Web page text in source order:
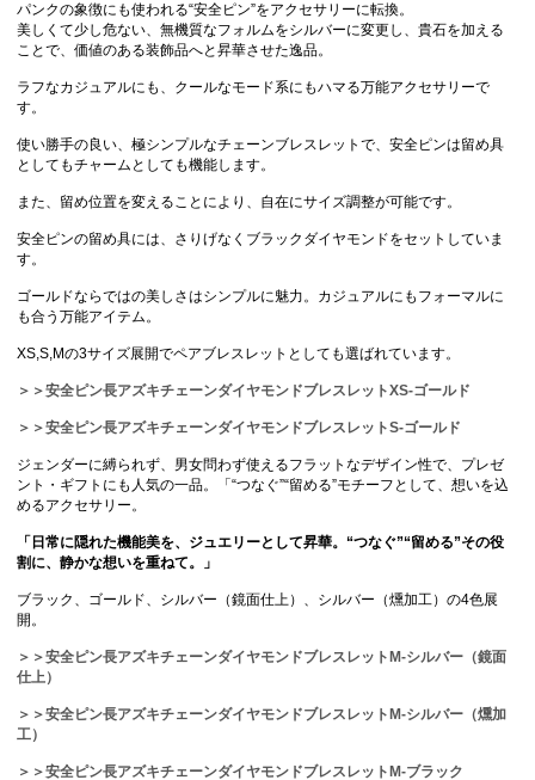
パンクの象徴にも使われる“安全ピン”をアクセサリーに転換。
美しくて少し危ない、無機質なフォルムをシルバーに変更し、貴石を加える
ことで、価値のある装飾品へと昇華させた逸品。
ラフなカジュアルにも、クールなモード系にもハマる万能アクセサリーで
す。
使い勝手の良い、極シンプルなチェーンブレスレットで、安全ピンは留め具
としてもチャームとしても機能します。
また、留め位置を変えることにより、自在にサイズ調整が可能です。
安全ピンの留め具には、さりげなくブラックダイヤモンドをセットしていま
す。
ゴールドならではの美しさはシンプルに魅力。カジュアルにもフォーマルに
も合う万能アイテム。
XS,S,Mの3サイズ展開でペアブレスレットとしても選ばれています。
＞＞安全ピン長アズキチェーンダイヤモンドブレスレットXS-ゴールド
＞＞安全ピン長アズキチェーンダイヤモンドブレスレットS-ゴールド
ジェンダーに縛られず、男女問わず使えるフラットなデザイン性で、プレゼ
ント・ギフトにも人気の一品。「“つなぐ”“留める”モチーフとして、想いを込
めるアクセサリー。
「日常に隠れた機能美を、ジュエリーとして昇華。“つなぐ”“留める”その役
割に、静かな想いを重ねて。」
ブラック、ゴールド、シルバー（鏡面仕上）、シルバー（燻加工）の4色展
開。
＞＞安全ピン長アズキチェーンダイヤモンドブレスレットM-シルバー（鏡面
仕上）
＞＞安全ピン長アズキチェーンダイヤモンドブレスレットM-シルバー（燻加
工）
＞＞安全ピン長アズキチェーンダイヤモンドブレスレットM-ブラック